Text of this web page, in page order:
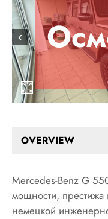
‹
OVERVIEW
Mercedes-Benz G
мощности,
немецкой